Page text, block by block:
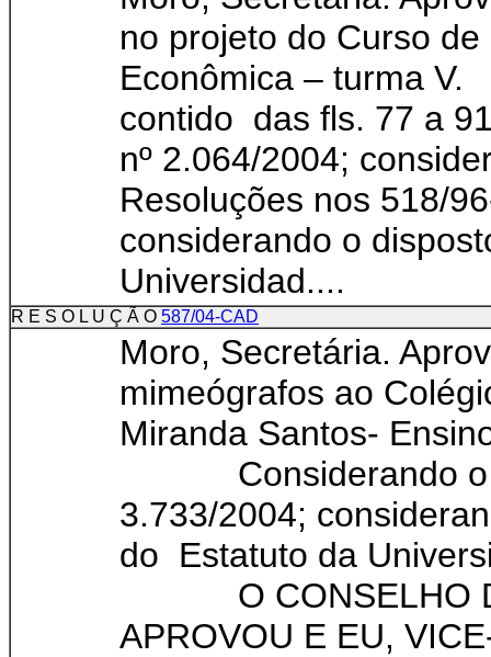
no projeto do Curso
Econômica –
contido das fls. 77 a
nº 2.064/2004;
Resoluções nos 518/
considerando o
Universidad....
R E S O L U Ç Ã O 587/04-CAD
Moro, Secretária.
mimeógrafos ao
Miranda Santos-
Considerando o
3.733/2004;
do Estatuto da
O CONSELHO
APROVOU E EU,